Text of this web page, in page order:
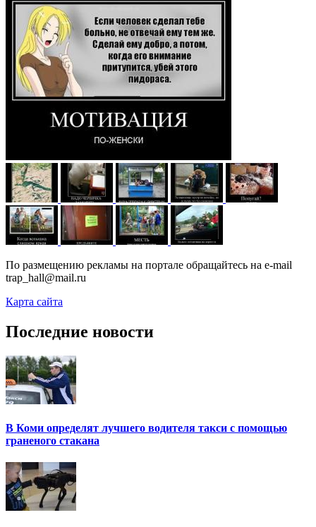
По размещению рекламы на портале обращайтесь на e-mail
trap_hall@mail.ru
Карта сайта
Последние новости
В Коми определят лучшего водителя такси с помощью
граненого стакана